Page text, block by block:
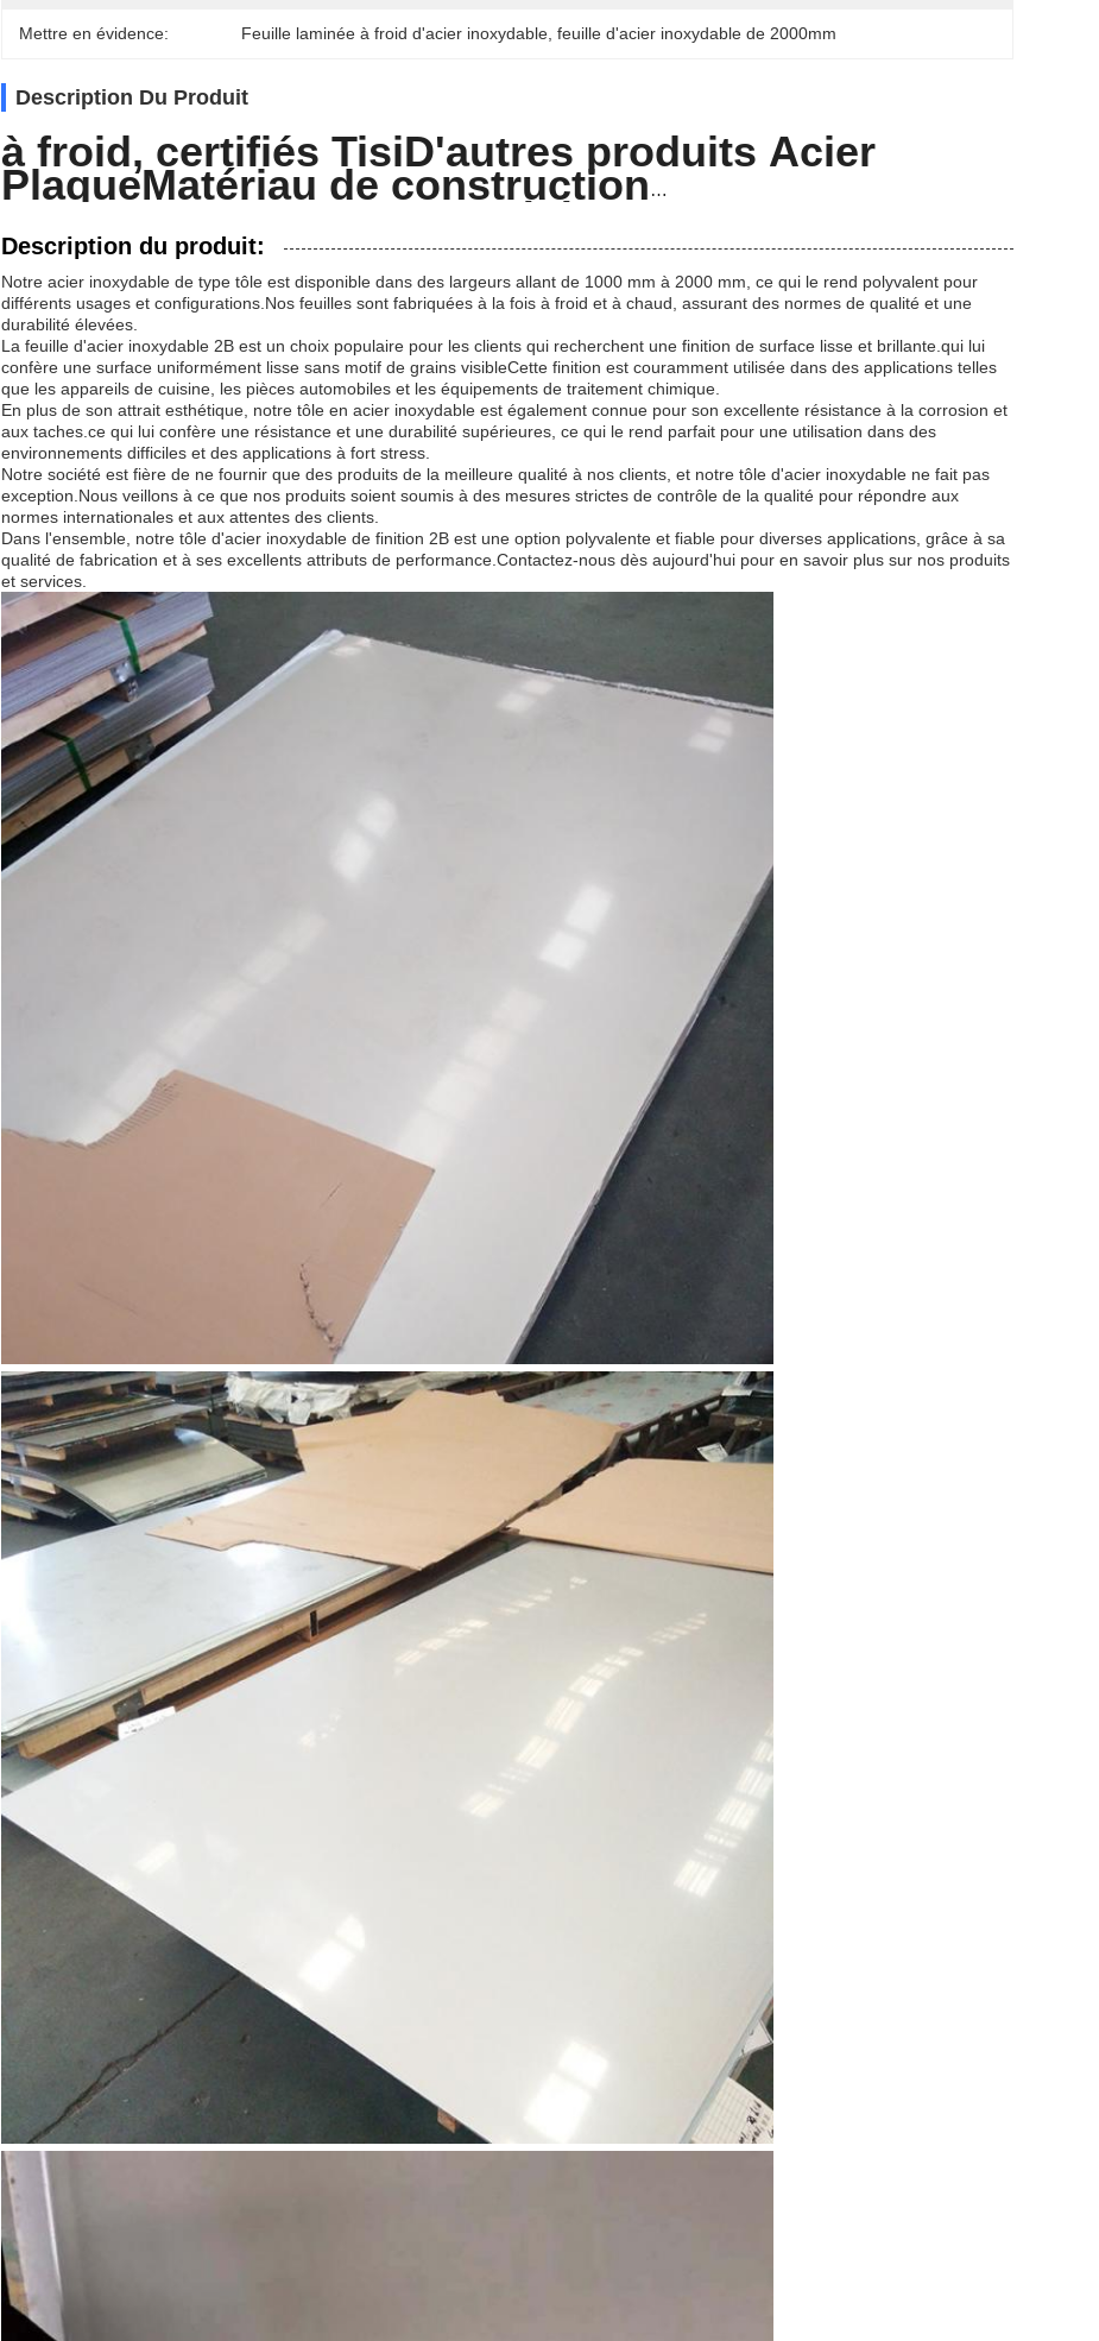
Mettre en évidence: Feuille laminée à froid d'acier inoxydable , feuille d'acier inoxydable de 2000mm
Description Du Produit
à froid, certifiés TisiD'autres produits Acier
PlaqueMatériau de construction
201/304/316L/420 BA Variétés disponibles
soudage par découpe
Description du produit:
Notre acier inoxydable de type tôle est disponible dans des largeurs allant de 1000 mm à 2000 mm, ce qui le rend polyvalent pour
différents usages et configurations.Nos feuilles sont fabriquées à la fois à froid et à chaud, assurant des normes de qualité et une
durabilité élevées.
La feuille d'acier inoxydable 2B est un choix populaire pour les clients qui recherchent une finition de surface lisse et brillante.qui lui
confère une surface uniformément lisse sans motif de grains visibleCette finition est couramment utilisée dans des applications telles
que les appareils de cuisine, les pièces automobiles et les équipements de traitement chimique.
En plus de son attrait esthétique, notre tôle en acier inoxydable est également connue pour son excellente résistance à la corrosion et
aux taches.ce qui lui confère une résistance et une durabilité supérieures, ce qui le rend parfait pour une utilisation dans des
environnements difficiles et des applications à fort stress.
Notre société est fière de ne fournir que des produits de la meilleure qualité à nos clients, et notre tôle d'acier inoxydable ne fait pas
exception.Nous veillons à ce que nos produits soient soumis à des mesures strictes de contrôle de la qualité pour répondre aux
normes internationales et aux attentes des clients.
Dans l'ensemble, notre tôle d'acier inoxydable de finition 2B est une option polyvalente et fiable pour diverses applications, grâce à sa
qualité de fabrication et à ses excellents attributs de performance.Contactez-nous dès aujourd'hui pour en savoir plus sur nos produits
et services.